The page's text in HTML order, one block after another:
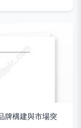
牌構建與市場突